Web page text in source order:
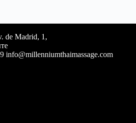
de Madrid, 1,
info@millenniumthaimassage.com